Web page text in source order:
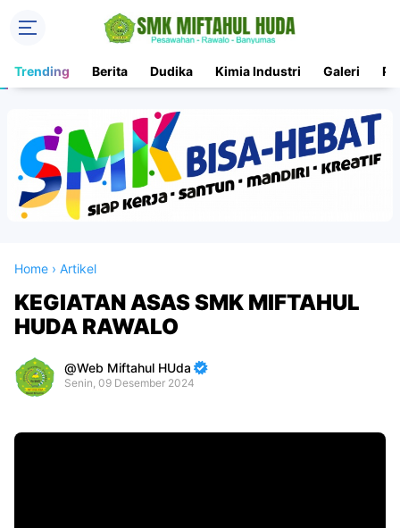
Trending Berita Dudika Kimia Industri Galeri
Home › Artikel
KEGIATAN ASAS SMK MIFTAHUL
HUDA RAWALO
Web Miftahul HUda
Senin, 09 Desember 2024
By